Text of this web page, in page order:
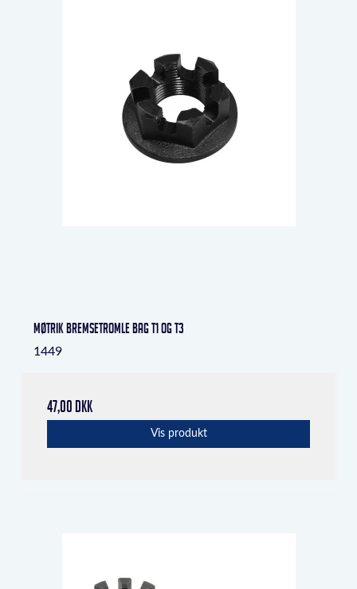
Møtrik bremsetromle bag T1 og T3
1449
47,00 DKK
Vis produkt